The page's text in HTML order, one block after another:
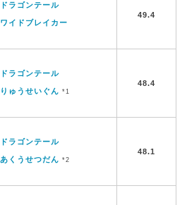
ドラゴンテール
ワイドブレイカー
49.4
ドラゴンテール
りゅうせいぐん *1
48.4
ドラゴンテール
あくうせつだん *2
48.1